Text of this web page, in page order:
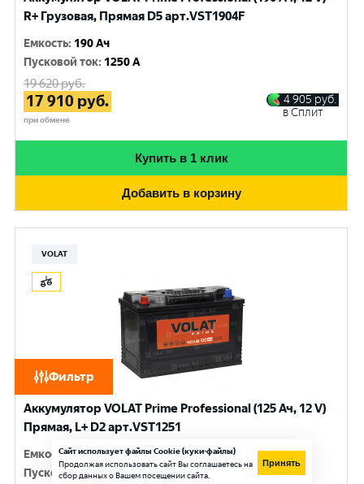
Фильтр
R+ Грузовая, Прямая D5 арт.VST1904F
Емкость: 190 Ач
Пусковой ток: 1250 A
19 620руб.
17 910 руб.
при обмене
4 905 руб.
в Сплит
Купить в 1 клик
Добавить в корзину
VOLAT
Аккумулятор VOLAT Prime Professional (125 Ач, 12 V)
Прямая, L+ D2 арт.VST1251
Емкость:125 Ач
Пусковой ток:950 A
Сайт использует файлы Cookie (куки-файлы)
Продолжая использовать сайт Вы соглашаетесь на
сбор данных о Вашем посещении сайта.
Принять